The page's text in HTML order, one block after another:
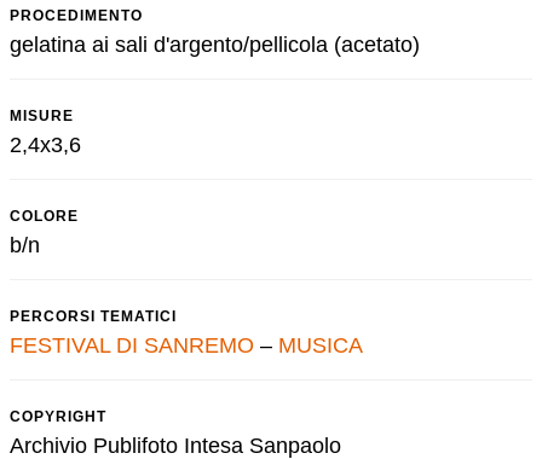
PROCEDIMENTO
gelatina ai sali d'argento/pellicola (acetato)
MISURE
2,4x3,6
COLORE
b/n
PERCORSI TEMATICI
FESTIVAL DI SANREMO – MUSICA
COPYRIGHT
Archivio Publifoto Intesa Sanpaolo